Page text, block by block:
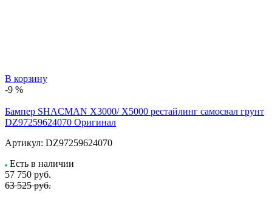
В корзину
-9 %
Бампер SHACMAN X3000/ X5000 рестайлинг самосвал грунт
DZ97259624070 Оригинал
Артикул: DZ97259624070
Есть в наличии
57 750 руб.
63 525 руб.